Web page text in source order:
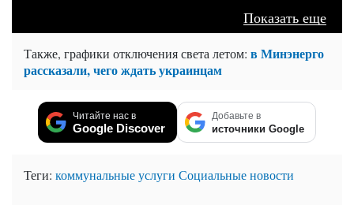
Показать еще
Также, графики отключения света летом: в Минэнерго
рассказали, чего ждать украинцам
Читайте нас в
Google Discover
Добавьте в
источники Google
Теги: коммунальные услуги Социальные новости